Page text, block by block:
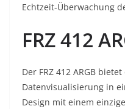
Echtzeit-Überwachung
FRZ 412
Der FRZ 412 ARGB
Datenvisualisierung in
Design mit einem